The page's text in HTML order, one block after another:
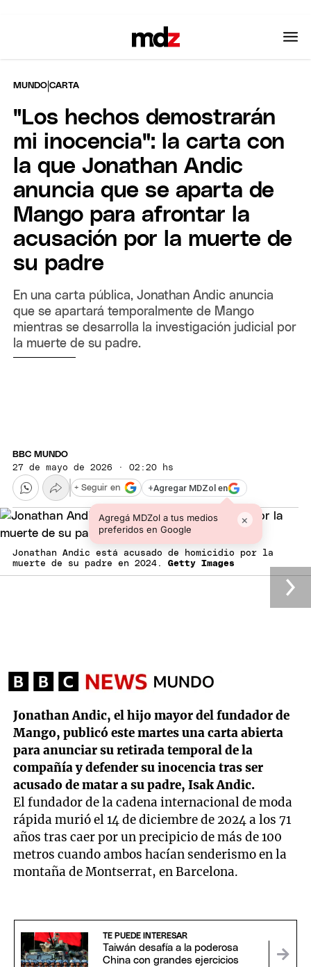
MUNDO |CARTA
"Los hechos demostrarán
mi inocencia": la carta con
la que Jonathan Andic
anuncia que se aparta de
Mango para afrontar la
acusación por la muerte de
su padre
En una carta pública, Jonathan Andic anuncia
que se apartará temporalmente de Mango
mientras se desarrolla la investigación judicial por
la muerte de su padre.
BBC MUNDO
27 de mayo de 2026 · 02:20 hs
+Agregar MDZol en
Agregá MDZol a tus medios
preferidos en Google
×
+ Seguir en
Jonathan Andic está acusado de homicidio por la
muerte de su padre en 2024. Getty Images
Jonathan Andic, el hijo mayor del fundador de
Mango, publicó este martes una carta abierta
para anunciar su retirada temporal de la
compañía y defender su inocencia tras ser
acusado de matar a su padre, Isak Andic.
El fundador de la cadena internacional de moda
rápida murió el 14 de diciembre de 2024 a los 71
años tras caer por un precipicio de más de 100
metros cuando ambos hacían senderismo en la
montaña de Montserrat, en Barcelona.
TE PUEDE INTERESAR
Taiwán desafía a la poderosa
China con grandes ejercicios